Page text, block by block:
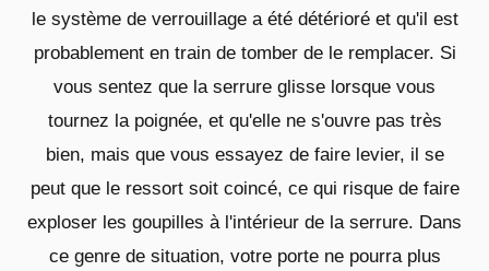
le système de verrouillage a été détérioré et qu'il est
probablement en train de tomber de le remplacer. Si
vous sentez que la serrure glisse lorsque vous
tournez la poignée, et qu'elle ne s'ouvre pas très
bien, mais que vous essayez de faire levier, il se
peut que le ressort soit coincé, ce qui risque de faire
exploser les goupilles à l'intérieur de la serrure. Dans
ce genre de situation, votre porte ne pourra plus